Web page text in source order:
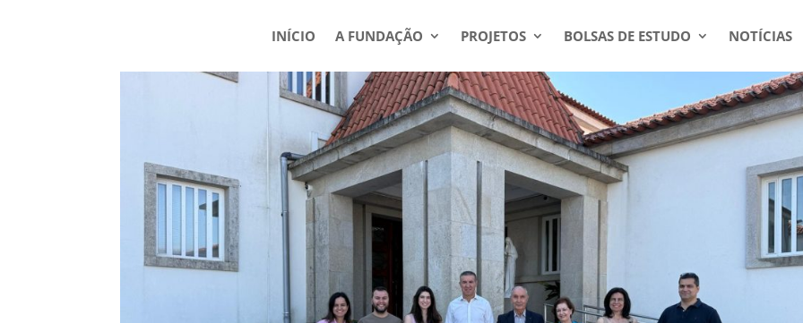
INÍCIO A FUNDAÇÃO PROJETOS BOLSAS DE ESTUDO NOTÍCIAS